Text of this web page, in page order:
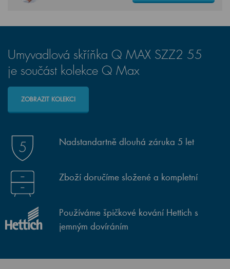
Umyvadlová skříňka Q MAX SZZ2 55
je součást kolekce Q Max
ZOBRAZIT KOLEKCI
Nadstandartně dlouhá záruka 5 let
Zboží doručíme složené a kompletní
Používáme špičkové kování Hettich s
jemným dovíráním